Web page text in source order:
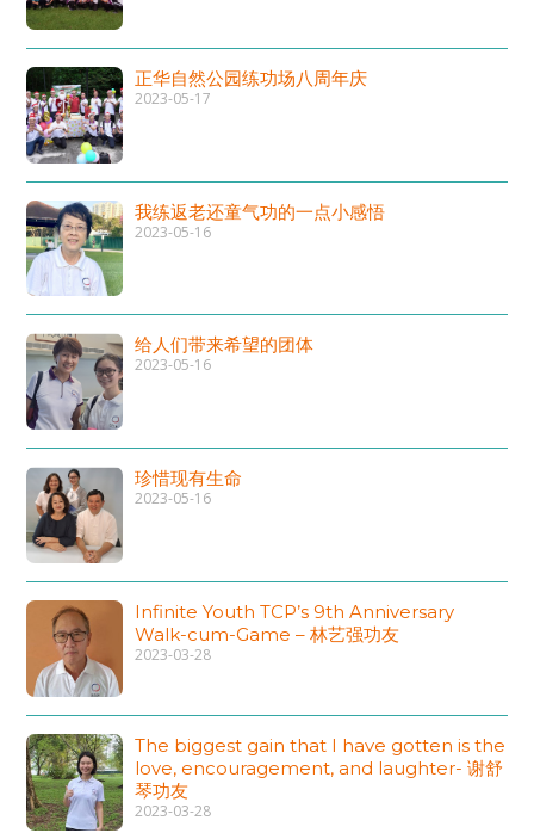
正华自然公园练功场八周年庆
2023-05-17
我练返老还童气功的一点小感悟
2023-05-16
给人们带来希望的团体
2023-05-16
珍惜现有生命
2023-05-16
Infinite Youth TCP’s 9th Anniversary
Walk-cum-Game – 林艺强功友
2023-03-28
The biggest gain that I have gotten is the
love, encouragement, and laughter- 谢舒
琴功友
2023-03-28